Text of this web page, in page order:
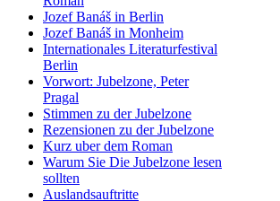
Jozef Banáš in Berlin
Jozef Banáš in Monheim
Internationales Literaturfestival
Berlin
Vorwort: Jubelzone, Peter
Pragal
Stimmen zu der Jubelzone
Rezensionen zu der Jubelzone
Kurz uber dem Roman
Warum Sie Die Jubelzone lesen
sollten
Auslandsauftritte